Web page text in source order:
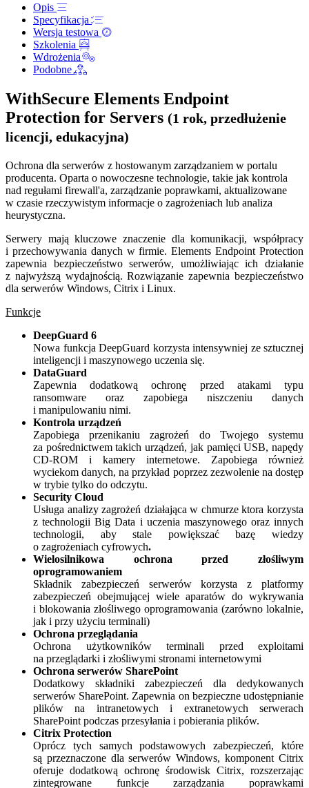
Opis
Specyfikacja
Wersja testowa
Szkolenia
Wdrożenia
Podobne
WithSecure Elements Endpoint
Protection for Servers (1 rok, przedłużenie
licencji, edukacyjna)
Ochrona dla serwerów z hostowanym zarządzaniem w portalu
producenta. Oparta o nowoczesne technologie, takie jak kontrola
nad regułami firewall'a, zarządzanie poprawkami, aktualizowane
w czasie rzeczywistym informacje o zagrożeniach lub analiza
heurystyczna.
Serwery mają kluczowe znaczenie dla komunikacji, współpracy
i przechowywania danych w firmie. Elements Endpoint Protection
zapewnia bezpieczeństwo serwerów, umożliwiając ich działanie
z najwyższą wydajnością. Rozwiązanie zapewnia bezpieczeństwo
dla serwerów Windows, Citrix i Linux.
Funkcje
DeepGuard 6
Nowa funkcja DeepGuard korzysta intensywniej ze sztucznej
inteligencji i maszynowego uczenia się.
DataGuard
Zapewnia dodatkową ochronę przed atakami typu
ransomware oraz zapobiega niszczeniu danych
i manipulowaniu nimi.
Kontrola urządzeń
Zapobiega przenikaniu zagrożeń do Twojego systemu
za pośrednictwem takich urządzeń, jak pamięci USB, napędy
CD-ROM i kamery internetowe. Zapobiega również
wyciekom danych, na przykład poprzez zezwolenie na dostęp
w trybie tylko do odczytu.
Security Cloud
Usługa analizy zagrożeń działająca w chmurze ktora korzysta
z technologii Big Data i uczenia maszynowego oraz innych
technologii, aby stale powiększać bazę wiedzy
o zagrożeniach cyfrowych.
Wielosilnikowa ochrona przed złośliwym
oprogramowaniem
Składnik zabezpieczeń serwerów korzysta z platformy
zabezpieczeń obejmującej wiele aparatów do wykrywania
i blokowania złośliwego oprogramowania (zarówno lokalnie,
jak i przy użyciu terminali)
Ochrona przeglądania
Ochrona użytkowników terminali przed exploitami
na przeglądarki i złośliwymi stronami internetowymi
Ochrona serwerów SharePoint
Dodatkowy składniki zabezpieczeń dla dedykowanych
serwerów SharePoint. Zapewnia on bezpieczne udostępnianie
plików na intranetowych i extranetowych serwerach
SharePoint podczas przesyłania i pobierania plików.
Citrix Protection
Oprócz tych samych podstawowych zabezpieczeń, które
są przeznaczone dla serwerów Windows, komponent Citrix
oferuje dodatkową ochronę środowisk Citrix, rozszerzając
zintegrowane funkcje zarządzania poprawkami